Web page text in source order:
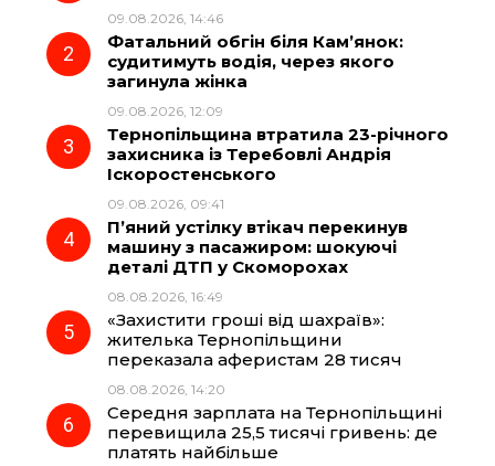
o
o
g
r
a p
09.08.2026, 14:46
Фатальний обгін біля Кам’янок:
судитимуть водія, через якого
загинула жінка
09.08.2026, 12:09
Тернопільщина втратила 23-річного
захисника із Теребовлі Андрія
Іскоростенського
09.08.2026, 09:41
П’яний устілку втікач перекинув
машину з пасажиром: шокуючі
деталі ДТП у Скоморохах
08.08.2026, 16:49
«Захистити гроші від шахраїв»:
жителька Тернопільщини
переказала аферистам 28 тисяч
08.08.2026, 14:20
Середня зарплата на Тернопільщині
перевищила 25,5 тисячі гривень: де
платять найбільше